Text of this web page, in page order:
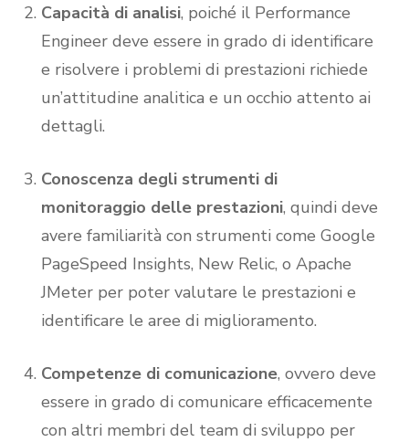
Capacità di analisi, poiché il Performance
Engineer deve essere in grado di identificare
e risolvere i problemi di prestazioni richiede
un’attitudine analitica e un occhio attento ai
dettagli.
Conoscenza degli strumenti di
monitoraggio delle prestazioni, quindi deve
avere familiarità con strumenti come Google
PageSpeed Insights, New Relic, o Apache
JMeter per poter valutare le prestazioni e
identificare le aree di miglioramento.
Competenze di comunicazione, ovvero deve
essere in grado di comunicare efficacemente
con altri membri del team di sviluppo per